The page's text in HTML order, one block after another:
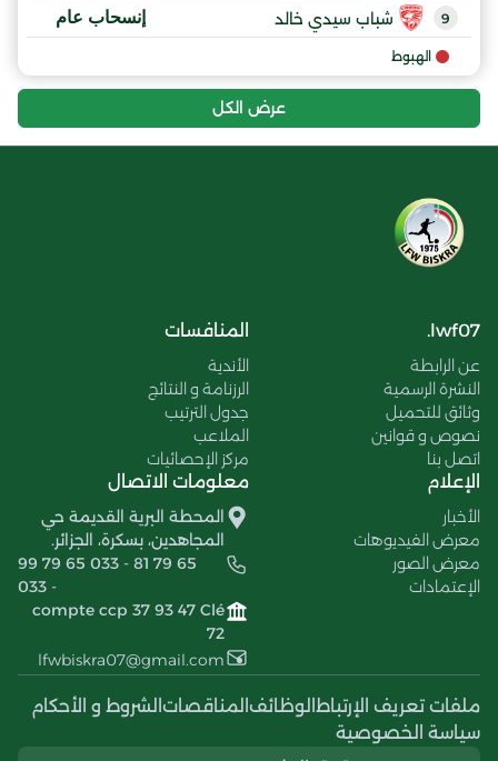
9 شباب سيدي خالد إنسحاب عام
الهبوط
عرض الكل
lwf07.
عن الرابطة
النشرة الرسمية
وثائق للتحميل
نصوص و قوانين
اتصل بنا
المنافسات
الأندية
الرزنامة و النتائج
جدول الترتيب
الملاعب
مركز الإحصائيات
الإعلام
الأخبار
معرض الفيديوهات
معرض الصور
الإعتمادات
معلومات الاتصال
المحطة البرية القديمة حي
المجاهدين، بسكرة، الجزائر.
99 79 65 033 - 81 79 65
033 -
compte ccp 37 93 47 Clé
72
lfwbiskra07@gmail.com
ملفات تعريف الإرتباط الوظائف المناقصات الشروط و الأحكام
سياسة الخصوصية